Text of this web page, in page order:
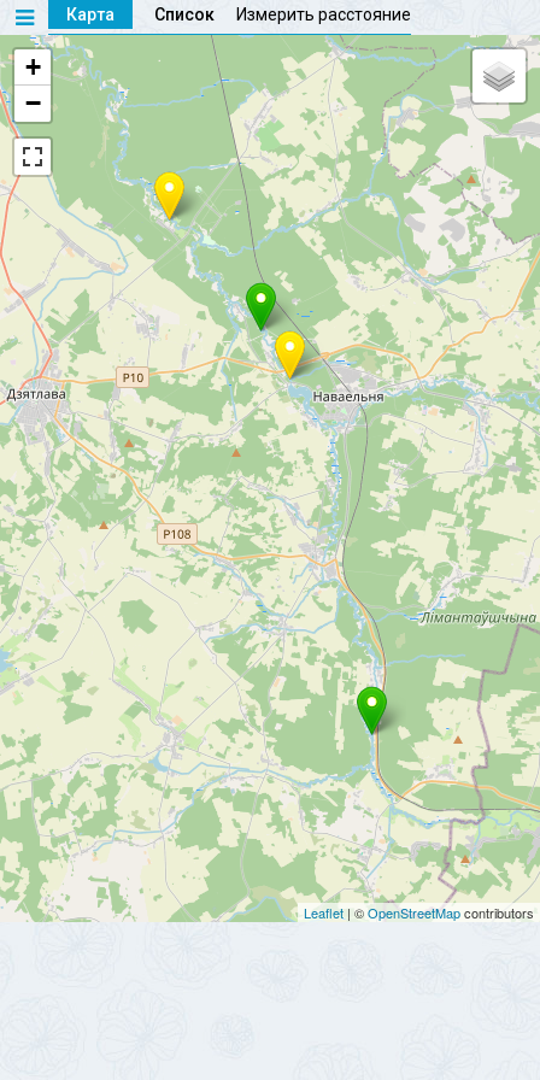
Карта Список Измерить расстояние
+
−
Leaflet | ©OpenStreetMapcontributors